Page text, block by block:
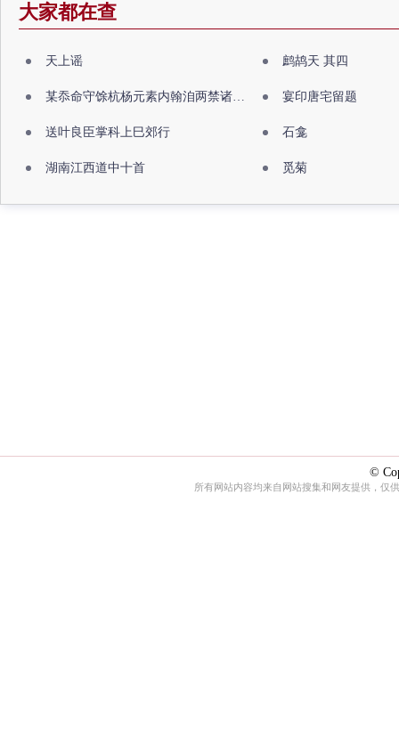
大家都在查
天上谣 鹧鸪天 其四
某忝命守馀杭杨元素内翰洎两禁诸公出祖佛寺 宴印唐宅留题
送叶良臣掌科上巳郊行 石龛
湖南江西道中十首 觅菊
©
所有网站内容均来自网站搜集和网友提供，仅